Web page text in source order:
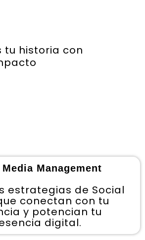
tu historia con
Management
estrategias de Social
conectan con tu
y potencian tu
digital.